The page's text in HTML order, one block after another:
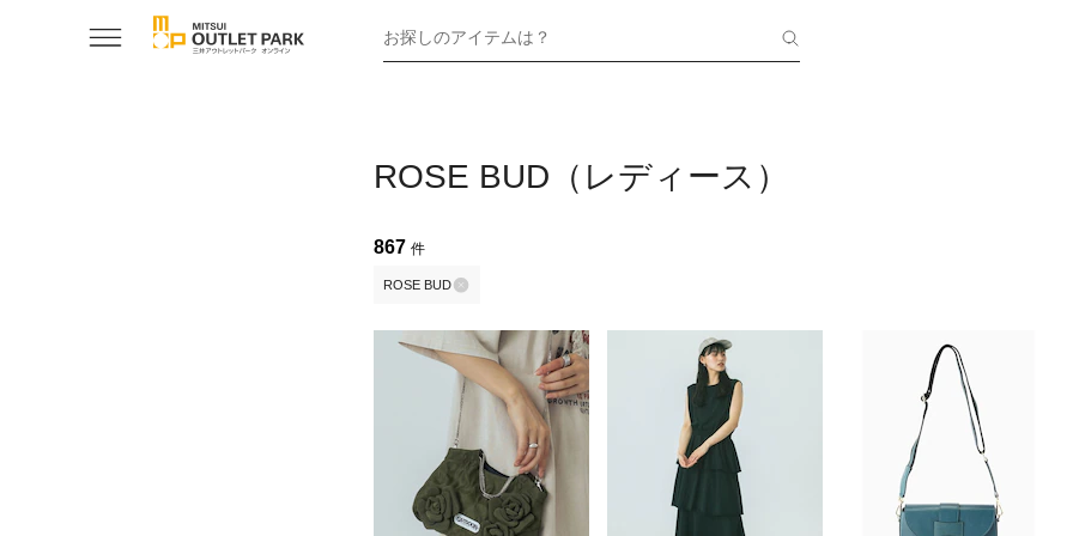
お探しのアイテムは？
ROSE BUD（レディース）
867 件
ROSE BUD